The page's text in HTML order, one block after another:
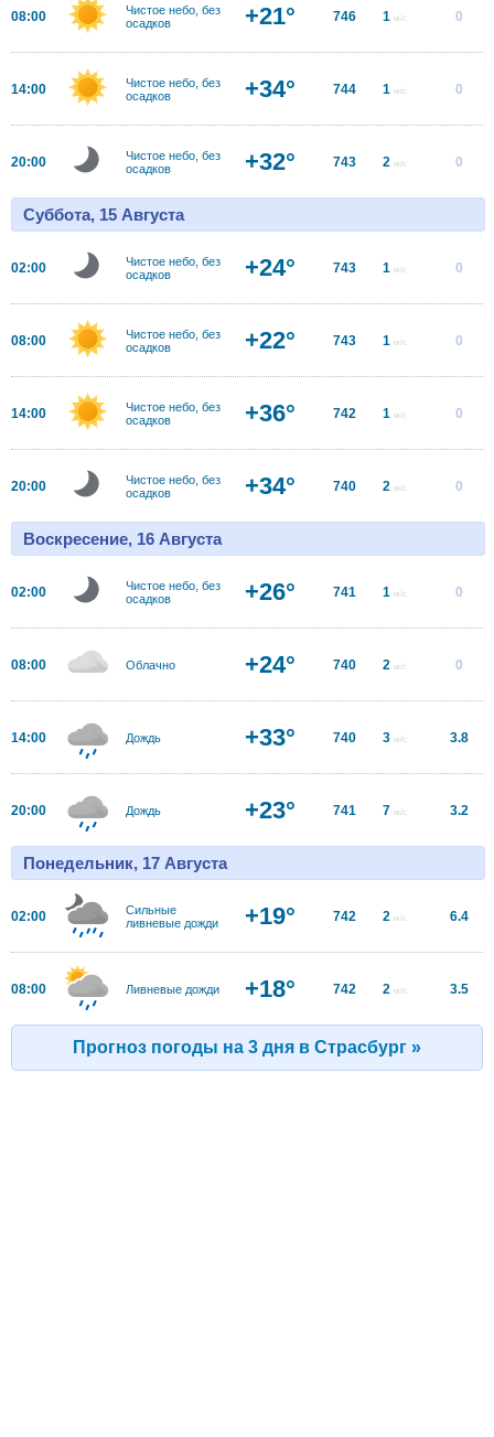
08:00
Чистое небо, без
осадков
+21° 746 1 м/с 0
14:00
Чистое небо, без
осадков
+34° 744 1 м/с 0
20:00
Чистое небо, без
осадков
+32° 743 2 м/с 0
Суббота, 15 Августа
02:00
Чистое небо, без
осадков
+24° 743 1 м/с 0
08:00
Чистое небо, без
осадков
+22° 743 1 м/с 0
14:00
Чистое небо, без
осадков
+36° 742 1 м/с 0
20:00
Чистое небо, без
осадков
+34° 740 2 м/с 0
Воскресение, 16 Августа
02:00
Чистое небо, без
осадков
+26° 741 1 м/с 0
08:00 Облачно +24° 740 2 м/с 0
14:00 Дождь +33° 740 3 м/с 3.8
20:00 Дождь +23° 741 7 м/с 3.2
Понедельник, 17 Августа
02:00
Сильные
ливневые дожди
+19° 742 2 м/с 6.4
08:00 Ливневые дожди +18° 742 2 м/с 3.5
Прогноз погоды на 3 дня в Страсбург »